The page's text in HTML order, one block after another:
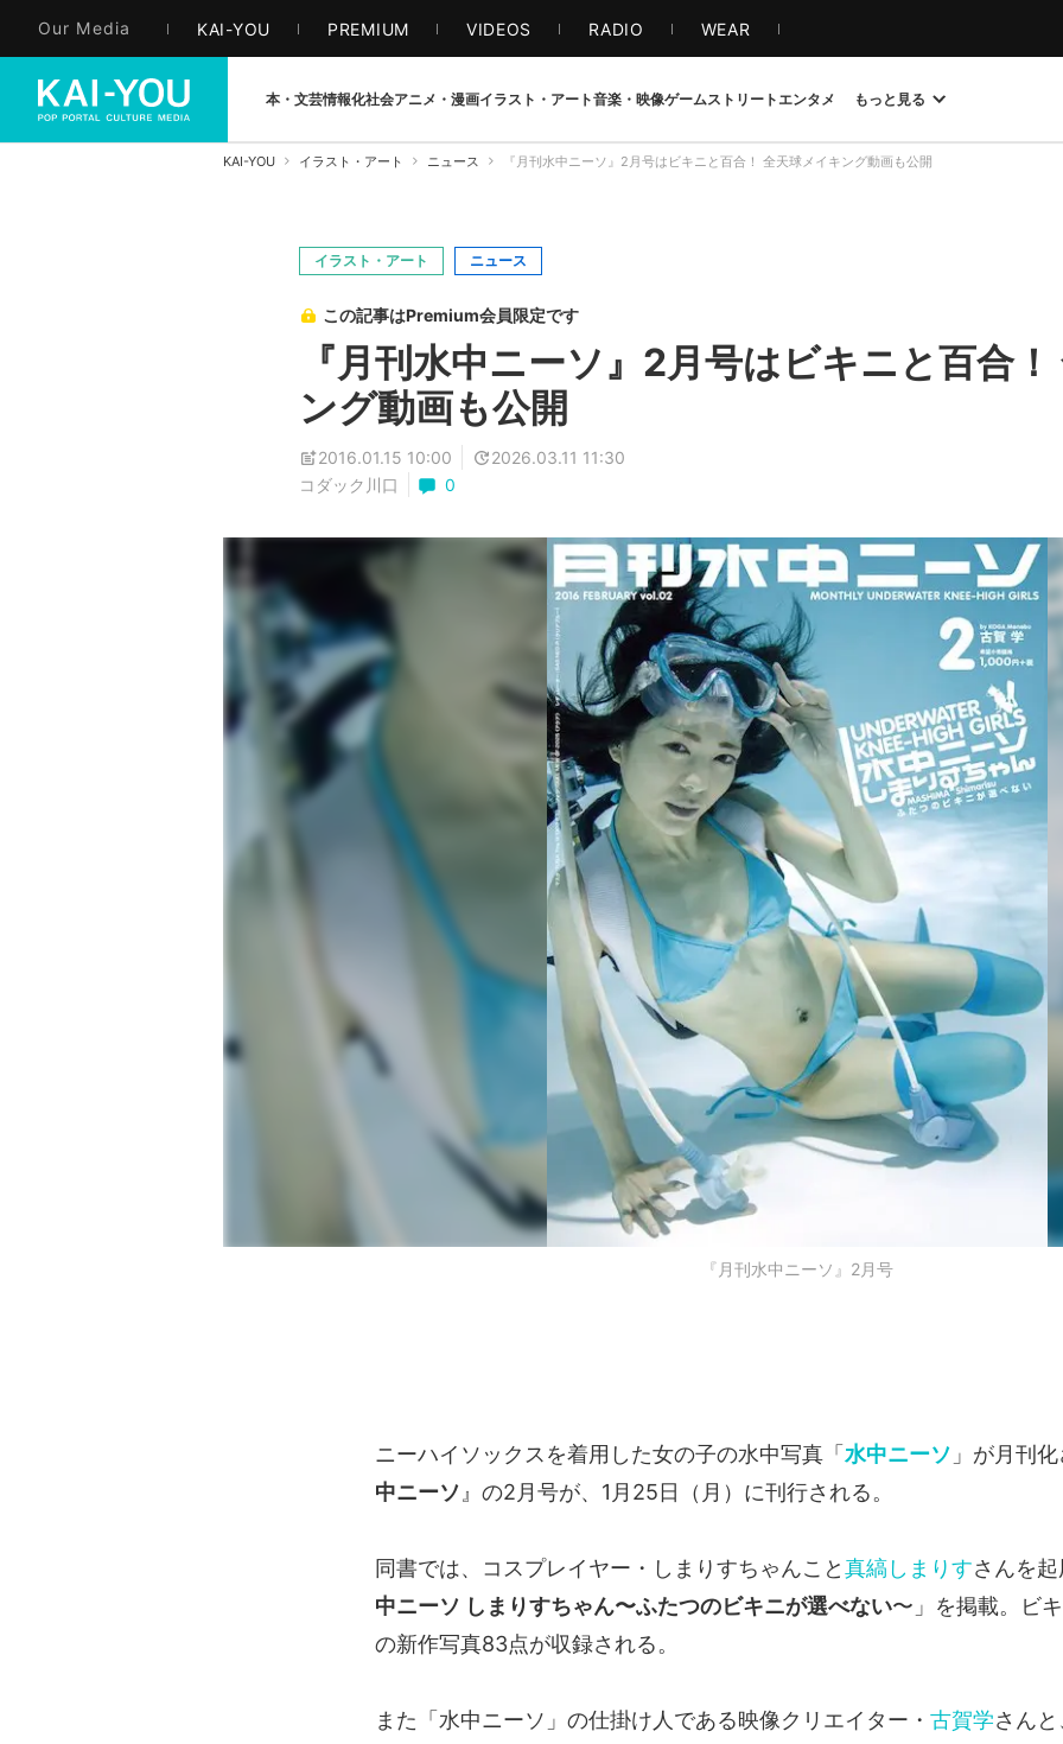
Our Media KAI-YOU PREMIUM VIDEOS RADIO WEAR
本・文芸情報化社会アニメ・漫画イラスト・アート音楽・映像ゲームストリート エンタメ もっと見る
KAI-YOU イラスト・アート ニュース 『月刊水中ニーソ』2月号はビキニと百合！ 全天球メイキング動画も公開
イラスト・アート ニュース
この記事はPremium会員限定です
『月刊水中ニーソ』2月号はビキニと百合
ング動画も公開
2016.01.15 10:00
2026.03.11 11:30
コダック川口
0
『月刊水中ニーソ』2月号
ニーハイソックスを着用した女の子の水中写真「 水中ニーソ 」が月刊
中ニーソ 』の2月号が、1月25日（月）に刊行される。
同書では、コスプレイヤー・しまりすちゃんこと真縞しまりすさんを
中ニーソ しまりすちゃん〜ふたつのビキニが選べない〜」を掲載。ビ
の新作写真83点が収録される。
また「水中ニーソ」の仕掛け人である映像クリエイター・ 古賀学さん